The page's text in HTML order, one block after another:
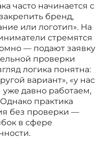
часто начинается с
бренд,
или логотип». На
стремятся
— подают заявку
проверки
логика понятна:
вариант», «у нас
давно работаем,
практика
без проверки —
в сфере